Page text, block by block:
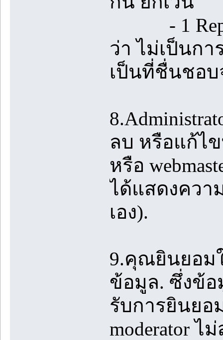
- 1 Reply
ว่า ไม่เป็นก
เป็นที่ชื่นชอบ
ลบ หรือแก้ไข
หรือ
ได้แสดงควา
เอง).
9.คุณยินยอม
ข้อมูล. ซึ่งข้อ
รับการยินยอ
moderator